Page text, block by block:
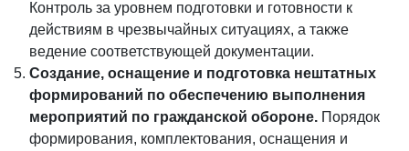
Контроль за уровнем подготовки и готовности к
действиям в чрезвычайных ситуациях, а также
ведение соответствующей документации.
Создание, оснащение и подготовка нештатных
формирований по обеспечению выполнения
мероприятий по гражданской обороне. Порядок
формирования, комплектования, оснащения и